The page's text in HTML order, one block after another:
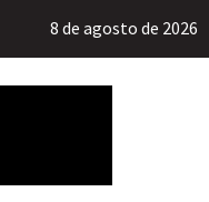
8 de agosto de 2026